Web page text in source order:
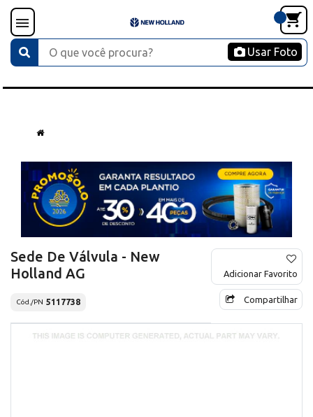
Usar Foto
Sede De Válvula - New
Holland AG
Cód./PN 5117738
Adicionar Favorito
Compartilhar